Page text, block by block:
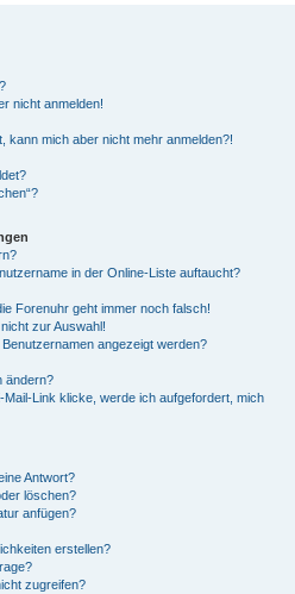
nicht anmelden!
kann mich aber nicht mehr anmelden?!
in der Online-Liste auftaucht?
Forenuhr geht immer noch falsch!
zur Auswahl!
angezeigt werden?
ändern?
Link klicke, werde ich aufgefordert, mich
Antwort?
löschen?
anfügen?
erstellen?
zugreifen?